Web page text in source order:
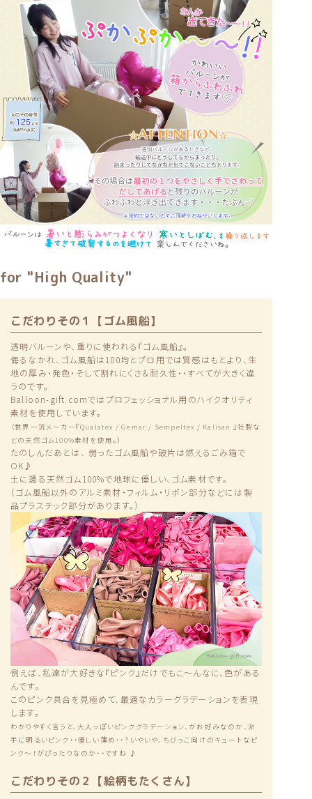
for "High Quality"
こだわりその１【ゴム風船】
透明バルーンや、重りに使われる『ゴム風船』。
侮るなかれ、ゴム風船は100均とプロ用では質感はもとより、生
地の厚み・発色・そして割れにくさ＆耐久性・・すべてが大きく違
うのです。
Balloon-gift.comではプロフェッショナル用のハイクオリティ
素材を使用しています。
（世界一流メーカー『Qualatex / Gemar / Sempeltex / Kalisan 』社製な
どの天然ゴム100%素材を使用。）
たのしんだあとは、 弱ったゴム風船や破片は燃えるごみ箱で
OK♪
土に還る天然ゴム100%で地球に優しい、ゴム素材です。
（ゴム風船以外のアルミ素材・フィルム・リポン部分などには製
品プラスチック部分があります。）
例えば、私達が大好きな『ピンク』だけでもこ〜んなに、色がある
んです。
このピンク具合を見極めて、最適なカラーグラデーションを表現
します。
わかりやすく言うと、大人っぽいピンクグラデーション、がお好みなのか、派
手に明るいピンク・・優しい薄め・・？いやいや、ちびっこ向けのキュートなピ
ンク〜！がぴったりなのか・・ですね ♪
こだわりその２【絵柄もたくさん】